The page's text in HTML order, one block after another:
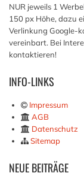
NUR jeweils 1
150 px Höhe, dazu
Verlinkung Google-
vereinbart. Bei
kontaktieren!
INFO-LINKS
Impressum
AGB
Datenschutz
Sitemap
NEUEBEITRÄGE